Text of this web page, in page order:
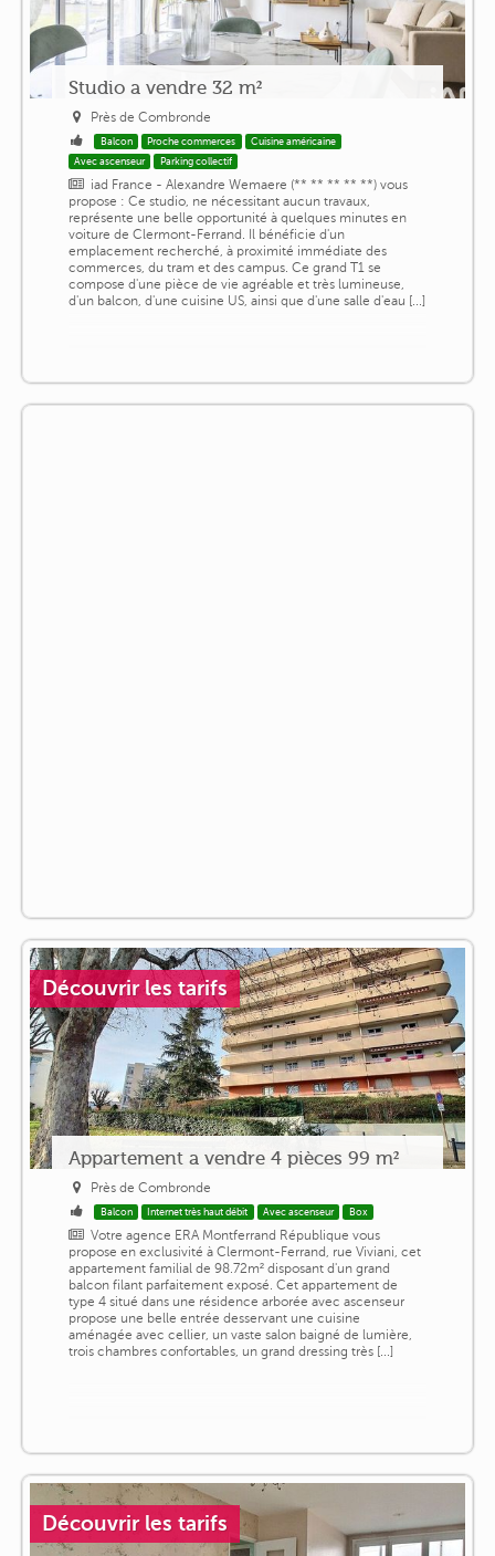
Studio a vendre 32 m²
Près de Combronde
Balcon Proche commerces
Cuisine américaine
Avec ascenseur
Parking collectif
iad France - Alexandre Wemaere (** ** ** ** **) vous
propose : Ce studio, ne nécessitant aucun travaux,
représente une belle opportunité à quelques minutes en
voiture de Clermont-Ferrand. Il bénéficie d'un
emplacement recherché, à proximité immédiate des
commerces, du tram et des campus. Ce grand T1 se
compose d'une pièce de vie agréable et très lumineuse,
d'un balcon, d'une cuisine US, ainsi que d'une salle d'eau [...]
Découvrir les tarifs
Appartement a vendre 4 pièces 99 m²
Près de Combronde
Balcon Internet très haut débit Avec ascenseur Box
Votre agence ERA Montferrand République vous
propose en exclusivité à Clermont-Ferrand, rue Viviani, cet
appartement familial de 98.72m² disposant d'un grand
balcon filant parfaitement exposé. Cet appartement de
type 4 situé dans une résidence arborée avec ascenseur
propose une belle entrée desservant une cuisine
aménagée avec cellier, un vaste salon baigné de lumière,
trois chambres confortables, un grand dressing très [...]
Découvrir les tarifs